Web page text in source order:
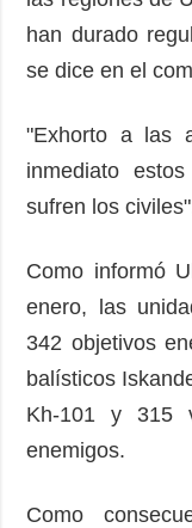
han durado
se dice en el
"Exhorto a las
inmediato
sufren los
Como informó
enero, las
342 objetivos
balísticos
Kh-101 y 315
enemigos.
Como